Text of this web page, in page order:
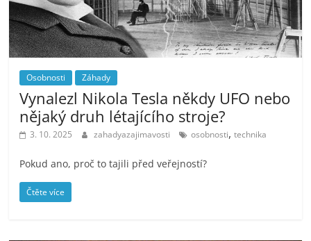
Osobnosti Záhady
Vynalezl Nikola Tesla někdy UFO nebo
nějaký druh létajícího stroje?
3. 10. 2025 zahadyazajimavosti osobnosti,technika
Pokud ano, proč to tajili před veřejností?
Čtěte více